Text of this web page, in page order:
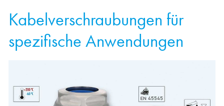
Kabelverschraubungen für
spezifische Anwendungen